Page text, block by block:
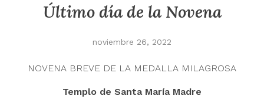
Último día de la Novena
noviembre 26, 2022
NOVENA BREVE DE LA MEDALLA MILAGROSA
Templo de Santa María Madre